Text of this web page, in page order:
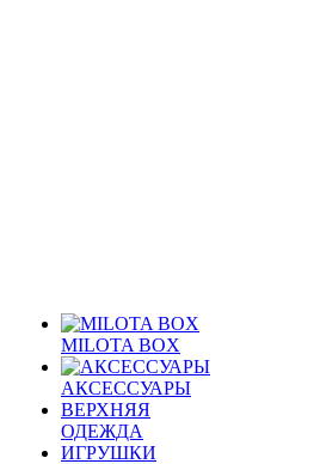
MILOTA BOX
АКСЕССУАРЫ
ВЕРХНЯЯ
ОДЕЖДА
ИГРУШКИ